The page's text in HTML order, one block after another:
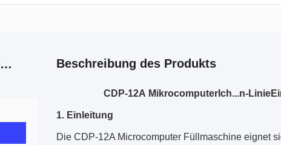
VERWANDTE PRODUKTE
Beschreibung des Produkts
CDP-12A MikrocomputerIch...n-Linie
1. Einleitung
Die CDP-12A Microcomputer Füllmaschine eignet